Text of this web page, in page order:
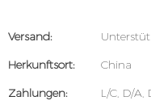
Versand:
Herkunftsort:
China
Zahlungen:
L/C, D/A,